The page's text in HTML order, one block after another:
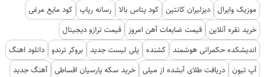
موزیک وایرال دیزلیران کانتین کود پتاس بالا رسانه رپاپ کود مایع مرغی
خرید نقره آنلاین قیمت ضایعات آهن امروز
قیمت ترازو دیجیتال
اندیشکده حکمرانی هوشمند کشنده پلی لیست جدید بروکر ترندو دانلود اهنگ
آپ تیون دریافت طلای آبشده از میلی خرید سکه پارسیان اقساطی آهنگ جدید